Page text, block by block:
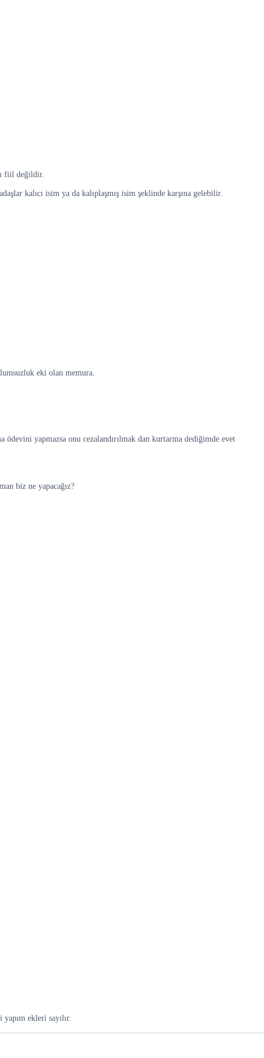
fiil değildir.
kalıcı isim ya da kalıplaşmış isim şeklinde karşına gelebilir.
eki olan memura.
yapmazsa onu cezalandırılmak dan kurtarma dediğimde evet
biz ne yapacağız?
ekleri sayılır.